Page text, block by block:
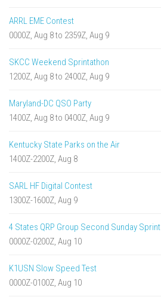
ARRL EME Contest
0000Z, Aug 8 to 2359Z, Aug 9
SKCC Weekend Sprintathon
1200Z, Aug 8 to 2400Z, Aug 9
Maryland-DC QSO Party
1400Z, Aug 8 to 0400Z, Aug 9
Kentucky State Parks on the Air
1400Z-2200Z, Aug 8
SARL HF Digital Contest
1300Z-1600Z, Aug 9
4 States QRP Group Second Sunday Sprint
0000Z-0200Z, Aug 10
K1USN Slow Speed Test
0000Z-0100Z, Aug 10